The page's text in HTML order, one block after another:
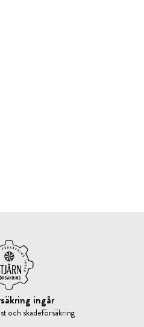
ingår
och skadeförsäkring